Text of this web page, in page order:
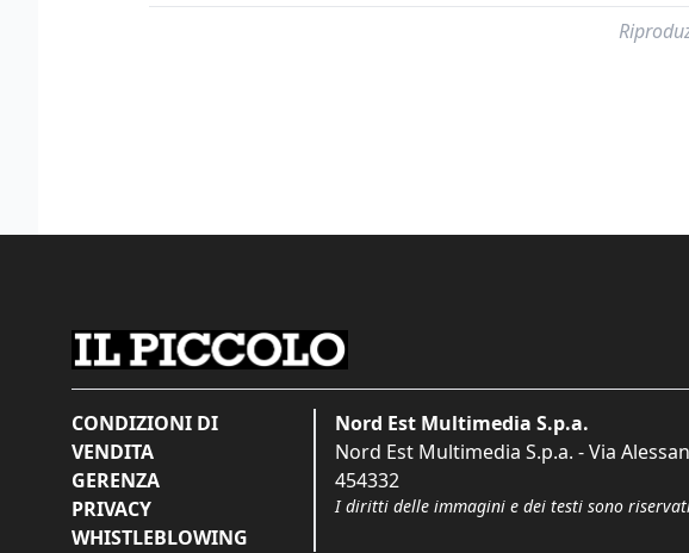
CONDIZIONI DI
VENDITA
GERENZA
PRIVACY
WHISTLEBLOWING
Nord Est Multimedia S.p.a.
Nord Est Multimedia S.p.a. - Via
454332
I diritti delle immagini e dei testi sono